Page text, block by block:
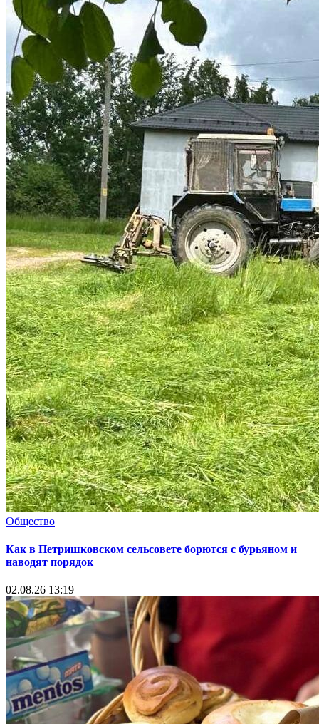
Общество
Как в Петришковском сельсовете борются с бурьяном и
наводят порядок
02.08.26 13:19